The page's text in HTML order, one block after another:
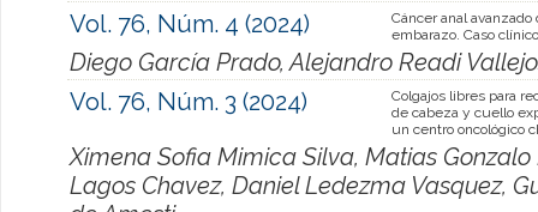
Vol. 76, Núm. 4 (2024)
Cáncer anal
embarazo. Caso
Diego García Prado, Alejandro Readi
Vol. 76, Núm. 3 (2024)
Colgajos libres para
de cabeza y cuello
un centro oncológico
Ximena Sofia Mimica Silva, Matias
Lagos Chavez, Daniel Ledezma Vasquez,